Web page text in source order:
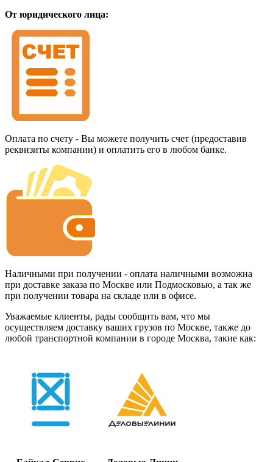
От юридического лица:
Оплата по счету - Вы можете получить счет (предоставив
реквизиты компании) и оплатить его в любом банке.
Наличными при получении - оплата наличными возможна
при доставке заказа по Москве или Подмосковью, а так же
при получении товара на складе или в офисе.
Уважаемые клиенты, рады сообщить вам, что мы
осуществляем доставку ваших грузов по Москве, также до
любой транспортной компании в городе Москва, такие как: